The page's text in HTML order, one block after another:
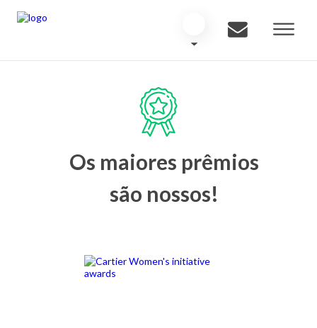
Os maiores prêmios
são nossos!